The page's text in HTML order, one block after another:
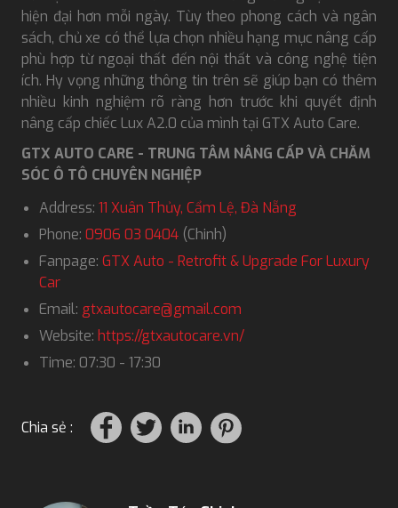
hiện đại hơn mỗi ngày. Tùy theo phong cách và ngân
sách, chủ xe có thể lựa chọn nhiều hạng mục nâng cấp
phù hợp từ ngoại thất đến nội thất và công nghệ tiện
ích. Hy vọng những thông tin trên sẽ giúp bạn có thêm
nhiều kinh nghiệm rõ ràng hơn trước khi quyết định
nâng cấp chiếc Lux A2.0 của mình tại GTX Auto Care.
GTX AUTO CARE - TRUNG TÂM NÂNG CẤP VÀ CHĂM
SÓC Ô TÔ CHUYÊN NGHIỆP
Address: 11 Xuân Thủy, Cẩm Lệ, Đà Nẵng
Phone: 0906 03 0404 (Chinh)
Fanpage: GTX Auto - Retrofit & Upgrade For Luxury
Car
Email: gtxautocare@gmail.com
Website: https://gtxautocare.vn/
Time: 07:30 - 17:30
Chia sẻ :